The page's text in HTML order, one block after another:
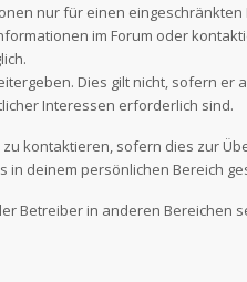
nur für einen
im Forum oder
Dies gilt nicht, sofern
Interessen erforderlich sind.
kontaktieren, sofern dies zur
deinem persönlichen Bereich
Betreiber in anderen